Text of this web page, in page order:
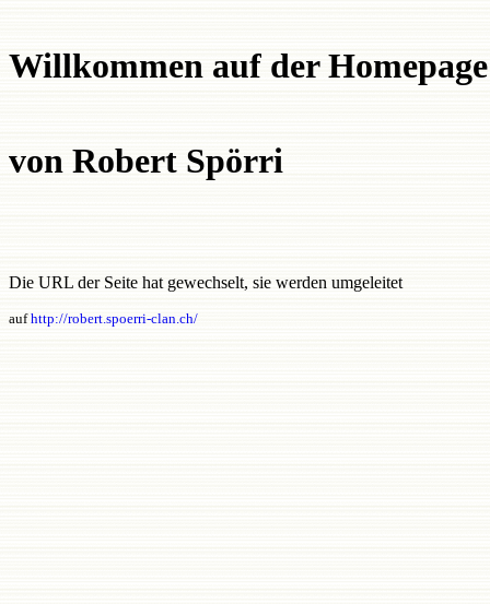
Willkommen auf der Homepage
von Robert Spörri
Die URL der Seite hat gewechselt, sie werden umgeleitet
auf http://robert.spoerri-clan.ch/